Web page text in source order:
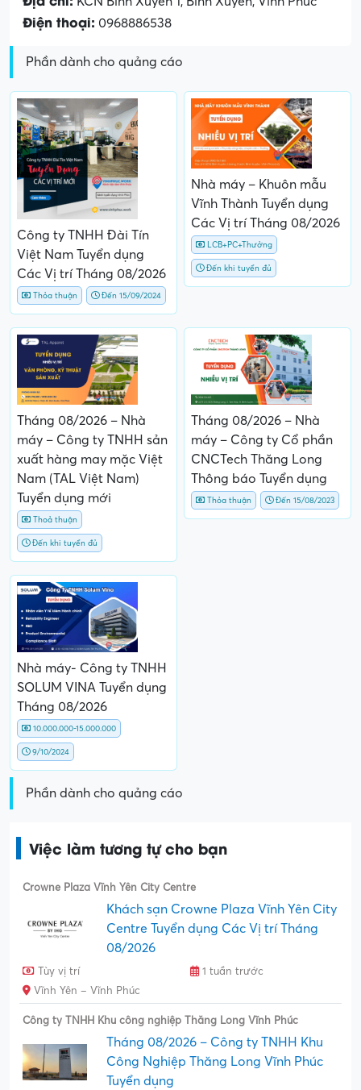
Điện thoại: 0968886538
Phần dành cho quảng cáo
Công ty TNHH Đài Tín
Việt Nam Tuyển dụng
Các Vị trí Tháng 08/2026
Thỏa thuận Đến 15/09/2024
Nhà máy – Khuôn mẫu
Vĩnh Thành Tuyển dụng
Các Vị trí Tháng 08/2026
LCB+PC+Thưởng
Đến khi tuyển đủ
Tháng 08/2026 – Nhà
máy – Công ty TNHH sản
xuất hàng may mặc Việt
Nam (TAL Việt Nam)
Tuyển dụng mới
Thoả thuận
Đến khi tuyển đủ
Tháng 08/2026 – Nhà
máy – Công ty Cổ phần
CNCTech Thăng Long
Thông báo Tuyển dụng
Thỏa thuận Đến 15/08/2023
Nhà máy- Công ty TNHH
SOLUM VINA Tuyển dụng
Tháng 08/2026
10.000.000-15.000.000
9/10/2024
Phần dành cho quảng cáo
Việc làm tương tự cho bạn
Crowne Plaza Vĩnh Yên City Centre
Khách sạn Crowne Plaza Vĩnh Yên City
Centre Tuyển dụng Các Vị trí Tháng
08/2026
Tùy vị trí
1 tuần trước
Vĩnh Yên – Vĩnh Phúc
Công ty TNHH Khu công nghiệp Thăng Long Vĩnh Phúc
Tháng 08/2026 – Công ty TNHH Khu
Công Nghiệp Thăng Long Vĩnh Phúc
Tuyển dụng